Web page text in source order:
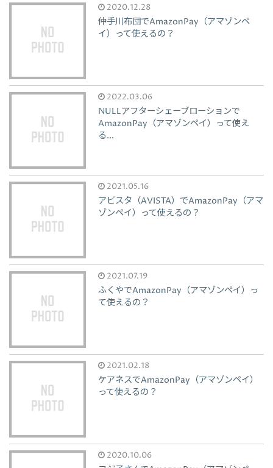
2020.12.28
仲手川布団でAmazonPay（アマゾンペ
イ）って使えるの？
2022.03.06
NULLアフターシェーブローションで
AmazonPay（アマゾンペイ）って使え
る...
2021.05.16
アビスタ（AVISTA）でAmazonPay（アマ
ゾンペイ）って使えるの？
2021.07.19
ふくやでAmazonPay（アマゾンペイ）っ
て使えるの？
2021.02.18
ケアネスでAmazonPay（アマゾンペイ）
って使えるの？
2020.10.06